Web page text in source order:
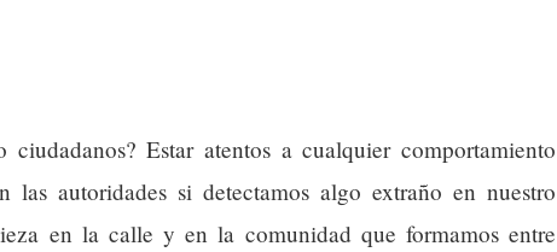
ciudadanos? Estar atentos a cualquier comportamiento
las autoridades si detectamos algo extraño en nuestro
en la calle y en la comunidad que formamos entre